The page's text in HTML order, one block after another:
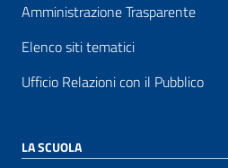
Amministrazione Trasparente
Elenco siti tematici
Ufficio Relazioni con il Pubblico
LA SCUOLA